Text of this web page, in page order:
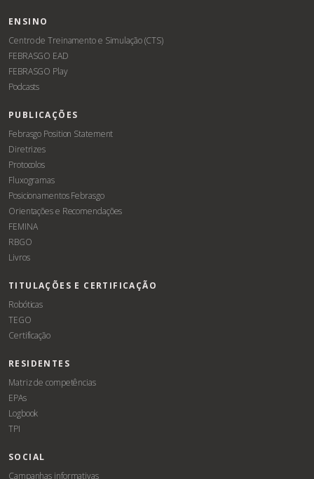
ENSINO
Centro de Treinamento e Simulação (CTS)
FEBRASGO EAD
FEBRASGO Play
Podcasts
PUBLICAÇÕES
Febrasgo Position Statement
Diretrizes
Protocolos
Fluxogramas
Posicionamentos Febrasgo
Orientações e Recomendações
FEMINA
RBGO
Livros
TITULAÇÕES E CERTIFICAÇÃO
Robóticas
TEGO
Certificação
RESIDENTES
Matriz de competências
EPAs
Logbook
TPI
SOCIAL
Campanhas informativas